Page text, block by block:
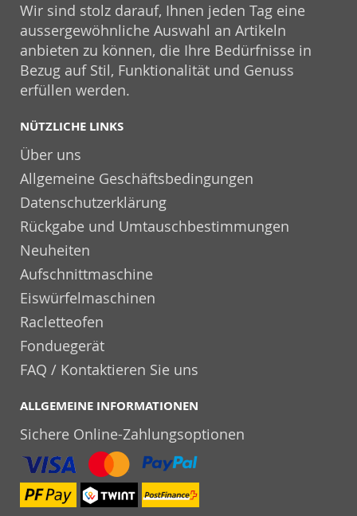
Wir sind stolz darauf, Ihnen jeden Tag eine
aussergewöhnliche Auswahl an Artikeln
anbieten zu können, die Ihre Bedürfnisse in
Bezug auf Stil, Funktionalität und Genuss
erfüllen werden.
NÜTZLICHE LINKS
Über uns
Allgemeine Geschäftsbedingungen
Datenschutzerklärung
Rückgabe und Umtauschbestimmungen
Neuheiten
Aufschnittmaschine
Eiswürfelmaschinen
Racletteofen
Fonduegerät
FAQ / Kontaktieren Sie uns
ALLGEMEINE INFORMATIONEN
Sichere Online-Zahlungsoptionen